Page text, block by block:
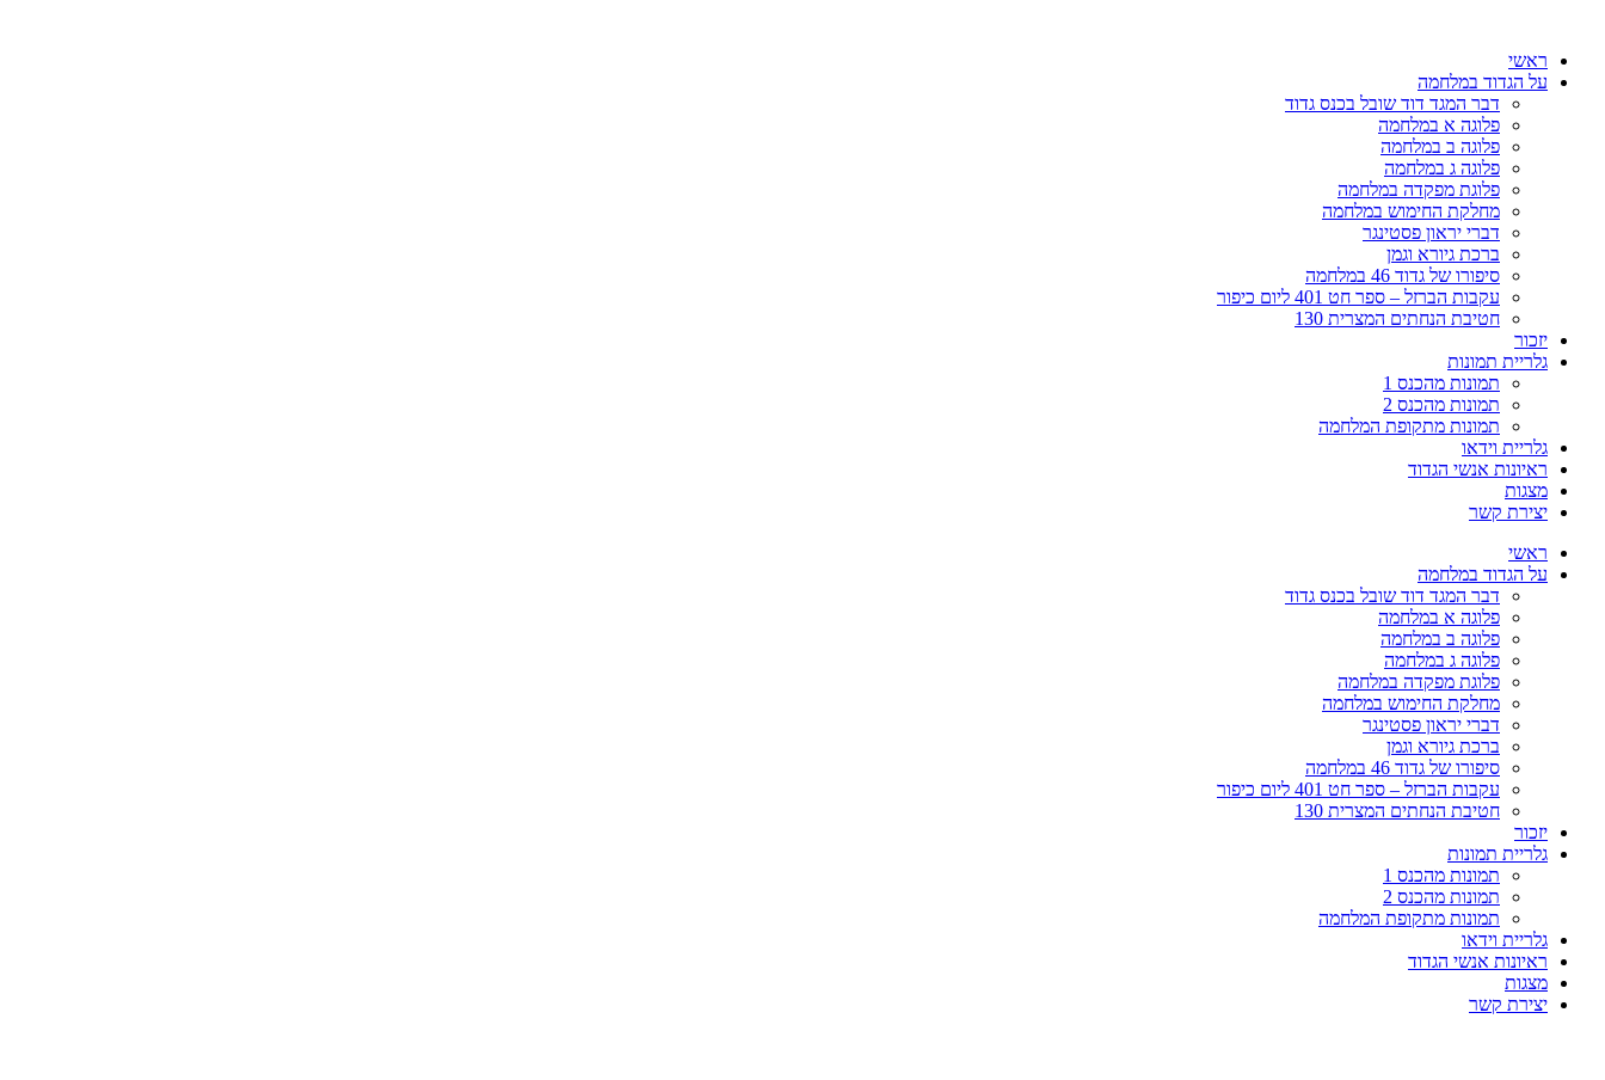
ראשי
על הגדוד במלחמה
דבר המגד דוד שובל בכנס גדוד
פלוגה א במלחמה
פלוגה ב במלחמה
פלוגה ג במלחמה
פלוגת מפקדה במלחמה
מחלקת החימוש במלחמה
דברי יראון פסטינגר
ברכת גיורא וגמן
סיפורו של גדוד 46 במלחמה
עקבות הברזל – ספר חט 401 ליום כיפור
חטיבת הנחתים המצרית 130
יזכור
גלריית תמונות
תמונות מהכנס 1
תמונות מהכנס 2
תמונות מתקופת המלחמה
גלריית וידאו
ראיונות אנשי הגדוד
מצגות
יצירת קשר
ראשי
על הגדוד במלחמה
דבר המגד דוד שובל בכנס גדוד
פלוגה א במלחמה
פלוגה ב במלחמה
פלוגה ג במלחמה
פלוגת מפקדה במלחמה
מחלקת החימוש במלחמה
דברי יראון פסטינגר
ברכת גיורא וגמן
סיפורו של גדוד 46 במלחמה
עקבות הברזל – ספר חט 401 ליום כיפור
חטיבת הנחתים המצרית 130
יזכור
גלריית תמונות
תמונות מהכנס 1
תמונות מהכנס 2
תמונות מתקופת המלחמה
גלריית וידאו
ראיונות אנשי הגדוד
מצגות
יצירת קשר